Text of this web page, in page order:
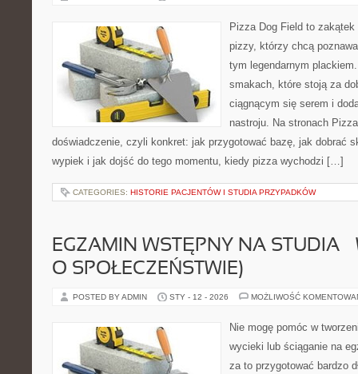
Pizza Dog Field to
pizzy, którzy chcą
tym legendarnym
smakach, które stoją za
ciągnącym się serem i
nastroju. Na stronach
doświadczenie, czyli konkret: jak przygotować bazę, jak dobrać
wypiek i jak dojść do tego momentu, kiedy pizza wychodzi […]
CATEGORIES: HISTORIE PACJENTÓW I STUDIA PRZYPADKÓW
EGZAMIN WSTĘPNY NA STUDIA
O SPOŁECZEŃSTWIE)
POSTED BY ADMIN STY - 12 - 2026 MOŻLIWOŚĆ
Nie mogę pomóc w
wycieki lub ściąganie na
za to przygotować bardzo